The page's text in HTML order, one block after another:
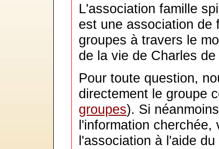
L'association famille
est une association de
groupes à travers le
de la vie de Charles
Pour toute question,
directement le groupe
groupes). Si
l'information
l'association à l'aide